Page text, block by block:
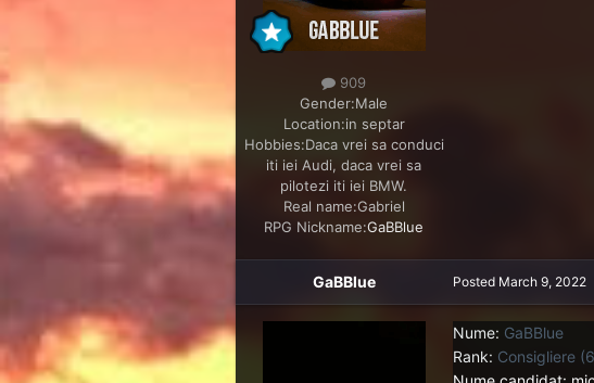
909
Gender:Male
Location:in septar
Hobbies:Daca vrei sa conduci
iti iei Audi, daca vrei sa
pilotezi iti iei BMW.
Real name:Gabriel
RPG Nickname:GaBBlue
GaBBlue Posted March 9, 2022
Nume: GaBBlue
Rank: Consigliere